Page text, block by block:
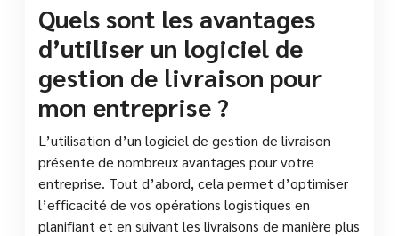
Quels sont les avantages
d’utiliser un logiciel de
gestion de livraison pour
mon entreprise ?
L’utilisation d’un logiciel de gestion de livraison
présente de nombreux avantages pour votre
entreprise. Tout d’abord, cela permet d’optimiser
l’efficacité de vos opérations logistiques en
planifiant et en suivant les livraisons de manière plus